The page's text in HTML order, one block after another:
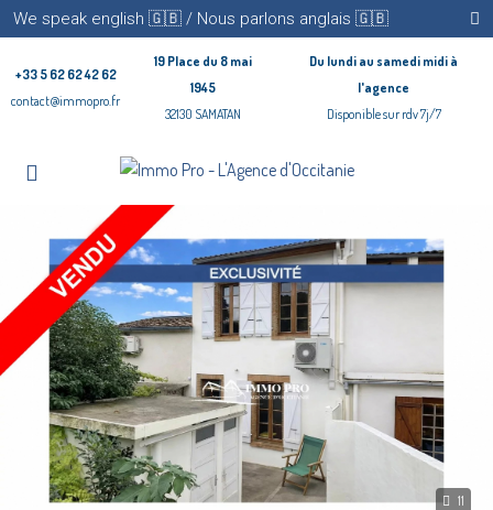
We speak english 🇬🇧 / Nous parlons anglais 🇬🇧
+33 5 62 62 42 62
contact@immopro.fr
19 Place du 8 mai
1945
32130 SAMATAN
Du lundi au samedi midi à
l'agence
Disponible sur rdv 7j/7
11